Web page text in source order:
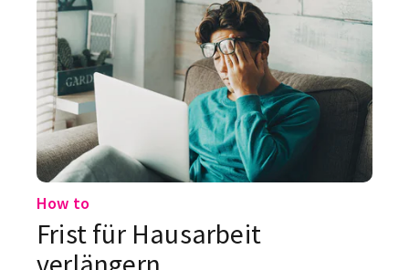
How to
Frist für Hausarbeit